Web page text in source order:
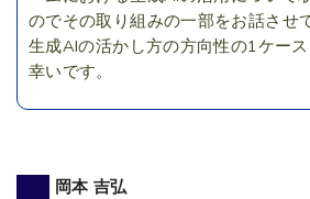
のでその取り組みの一部をお話させ
生成AIの活かし方の方向性の1ケー
幸いです。
岡本 吉弘